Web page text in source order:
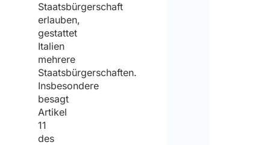
Staatsbürgerschaft
erlauben,
gestattet
Italien
mehrere
Staatsbürgerschaften.
Insbesondere
besagt
Artikel
11
des